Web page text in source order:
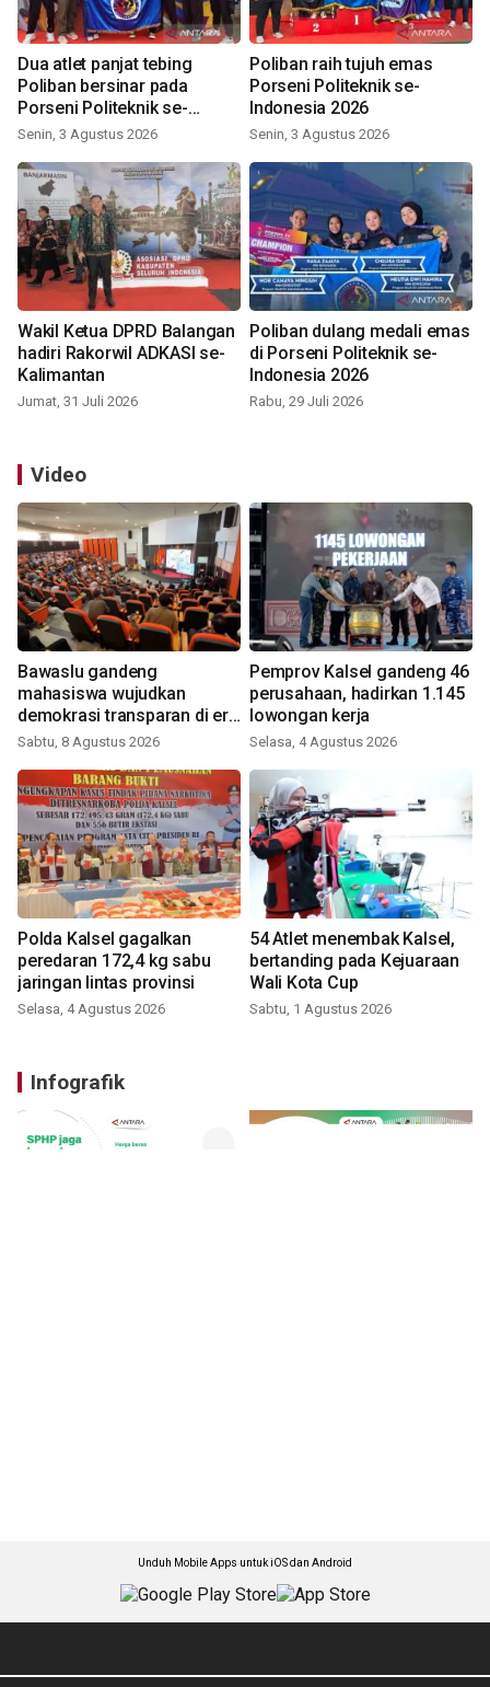
Dua atlet panjat tebing
Poliban bersinar pada
Porseni Politeknik se-
Indonesia 2026
Senin, 3 Agustus 2026
Poliban raih tujuh emas
Porseni Politeknik se-
Indonesia 2026
Senin, 3 Agustus 2026
Wakil Ketua DPRD Balangan
hadiri Rakorwil ADKASI se-
Kalimantan
Jumat, 31 Juli 2026
Poliban dulang medali emas
di Porseni Politeknik se-
Indonesia 2026
Rabu, 29 Juli 2026
Video
Bawaslu gandeng
mahasiswa wujudkan
demokrasi transparan di era
digital
Sabtu, 8 Agustus 2026
Pemprov Kalsel gandeng 46
perusahaan, hadirkan 1.145
lowongan kerja
Selasa, 4 Agustus 2026
Polda Kalsel gagalkan
peredaran 172,4 kg sabu
jaringan lintas provinsi
Selasa, 4 Agustus 2026
54 Atlet menembak Kalsel,
bertanding pada Kejuaraan
Wali Kota Cup
Sabtu, 1 Agustus 2026
Infografik
Unduh Mobile Apps untuk iOS dan Android